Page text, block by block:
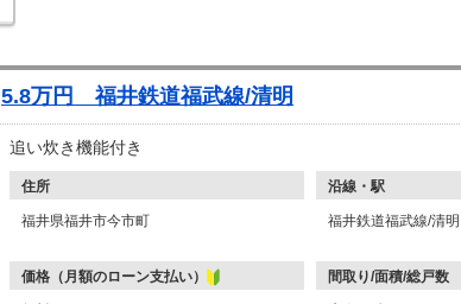
5.8万円 福井鉄道福武線/清明
追い炊き機能付き
住所 沿線・駅
福井県福井市今市町 福井鉄道福武線/清明
価格（月額のローン支払い） 間取り/面積/総戸数